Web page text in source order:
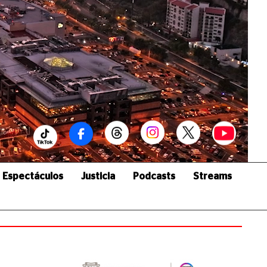
Espectáculos Justicia Podcasts Streams